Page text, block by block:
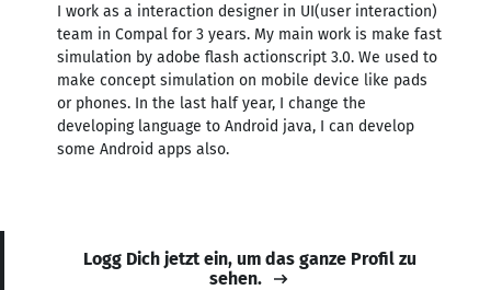
I work as a interaction designer in UI(user interaction)
team in Compal for 3 years. My main work is make fast
simulation by adobe flash actionscript 3.0. We used to
make concept simulation on mobile device like pads
or phones. In the last half year, I change the
developing language to Android java, I can develop
some Android apps also.
Logg Dich jetzt ein, um das ganze Profil zu
sehen.